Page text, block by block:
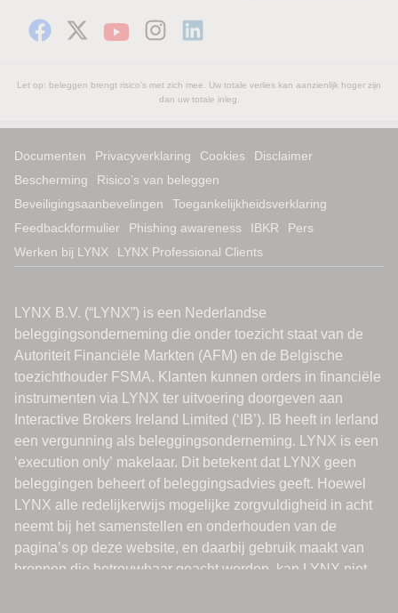
Let op: beleggen brengt risico's met zich mee. Uw totale verlies kan aanzienlijk hoger zijn
dan uw totale inleg.
Documenten Privacyverklaring Cookies
Disclaimer
Bescherming
Risico’s van beleggen
Beveiligingsaanbevelingen
Toegankelijkheidsverklaring
Feedbackformulier
Phishing awareness IBKR
Pers
Werken bij LYNX
LYNX Professional Clients